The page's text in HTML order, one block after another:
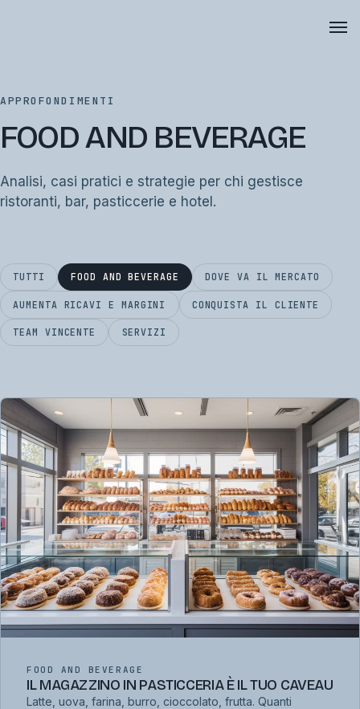
APPROFONDIMENTI
FOOD AND BEVERAGE
Analisi, casi pratici e strategie per chi gestisce
ristoranti, bar, pasticcerie e hotel.
TUTTI FOOD AND BEVERAGE DOVE VA IL MERCATO
AUMENTA RICAVI E MARGINI CONQUISTA IL CLIENTE
TEAM VINCENTE SERVIZI
FOOD AND BEVERAGE
IL MAGAZZINO IN PASTICCERIA È IL TUO CAVEAU
Latte, uova, farina, burro, cioccolato, frutta. Quanti